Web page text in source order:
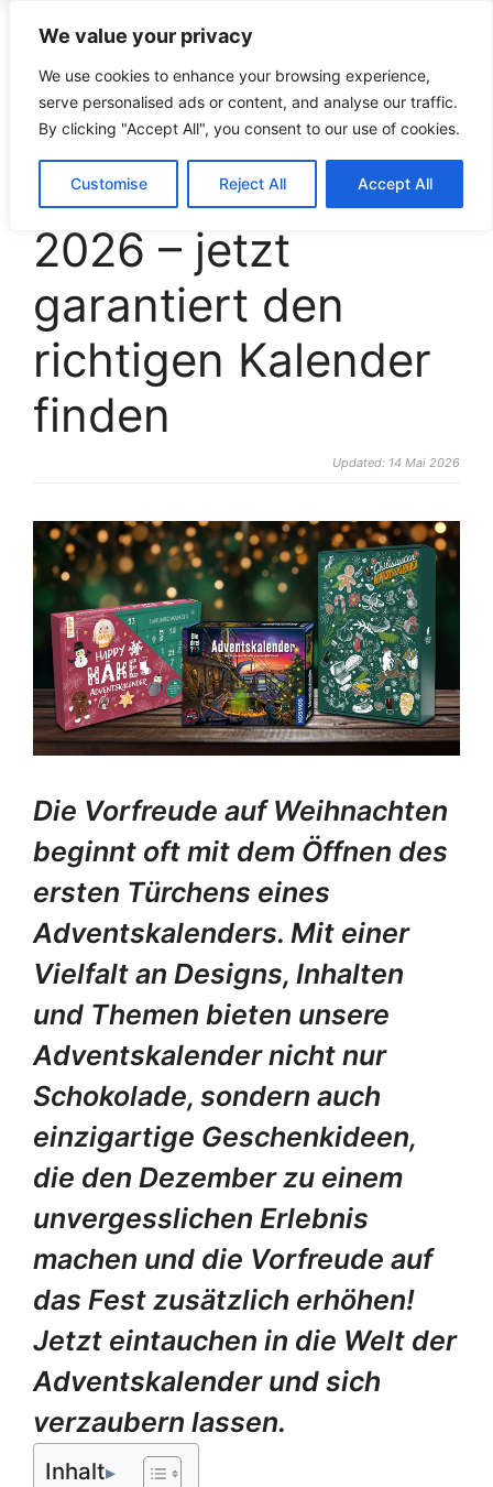
We value your privacy
We use cookies to enhance your browsing experience,
serve personalised ads or content, and analyse our traffic.
By clicking "Accept All", you consent to our use of cookies.
Customise Reject All Accept All
croco-puzzle.de
Adventskalender
2026 – jetzt
garantiert den
richtigen Kalender
finden
Updated: 14 Mai 2026
Die Vorfreude auf Weihnachten
beginnt oft mit dem Öffnen des
ersten Türchens eines
Adventskalenders. Mit einer
Vielfalt an Designs, Inhalten
und Themen bieten unsere
Adventskalender nicht nur
Schokolade, sondern auch
einzigartige Geschenkideen,
die den Dezember zu einem
unvergesslichen Erlebnis
machen und die Vorfreude auf
das Fest zusätzlich erhöhen!
Jetzt eintauchen in die Welt der
Adventskalender und sich
verzaubern lassen.
Inhalt